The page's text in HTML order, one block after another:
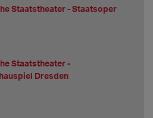
Staatstheater - Staatsoper
Staatstheater -
Dresden